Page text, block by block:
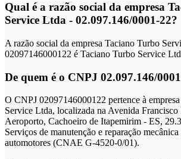
Qual é a razão social da empresa
Service Ltda - 02.097.146/0001-22?
A razão social da empresa Taciano Turbo
02097146000122 é Taciano Turbo Service
De quem é o CNPJ 02.097.146/
O CNPJ 02097146000122 pertence à
Service Ltda, localizada na Avenida Francisco
Aeroporto, Cachoeiro de Itapemirim - ES,
Serviços de manutenção e reparação
automotores (CNAE G-4520-0/01).